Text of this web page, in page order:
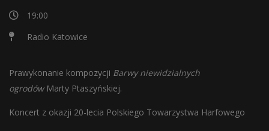
19:00
Radio Katowice
Prawykonanie kompozycji Barwy niewidzialnych
ogrodów Marty Ptaszyńskiej.
Koncert z okazji 20-lecia Polskiego Towarzystwa Harfowego